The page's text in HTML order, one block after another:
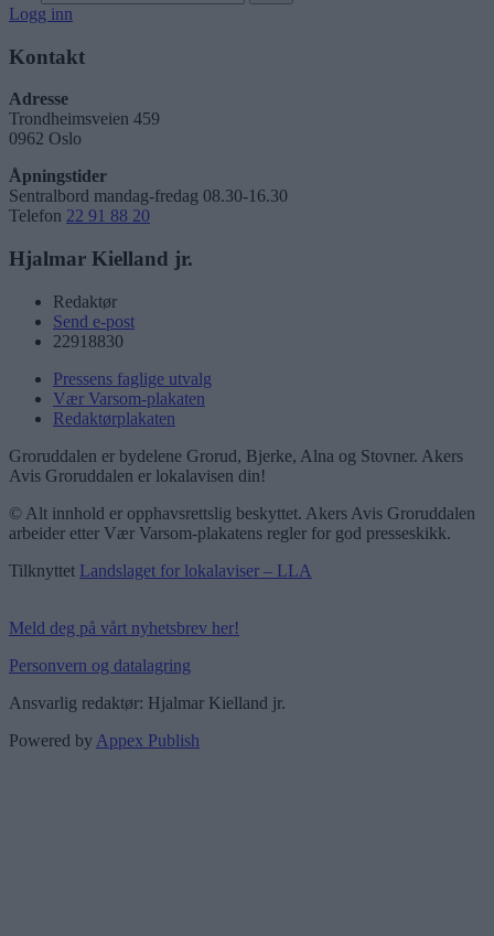
Logg inn
Kontakt
Adresse
Trondheimsveien 459
0962 Oslo
Åpningstider
Sentralbord mandag-fredag 08.30-16.30
Telefon 22 91 88 20
Hjalmar Kielland jr.
Redaktør
Send e-post
22918830
Pressens faglige utvalg
Vær Varsom-plakaten
Redaktørplakaten
Groruddalen er bydelene Grorud, Bjerke, Alna og Stovner. Akers
Avis Groruddalen er lokalavisen din!
© Alt innhold er opphavsrettslig beskyttet. Akers Avis Groruddalen
arbeider etter Vær Varsom-plakatens regler for god presseskikk.
Tilknyttet Landslaget for lokalaviser – LLA
Meld deg på vårt nyhetsbrev her!
Personvern og datalagring
Ansvarlig redaktør: Hjalmar Kielland jr.
Powered by Appex Publish